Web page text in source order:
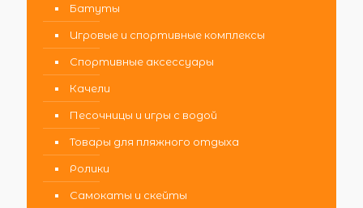
Батуты
Игровые и спортивные комплексы
Спортивные аксессуары
Качели
Песочницы и игры с водой
Товары для пляжного отдыха
Ролики
Самокаты и скейты